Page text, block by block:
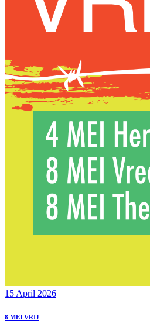
15 April 2026
8 MEI VRIJ